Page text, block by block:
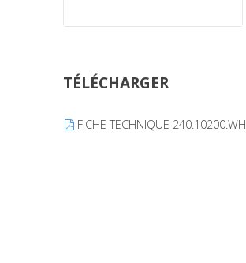
TÉLÉCHARGER
FICHE TECHNIQUE 240.10200.WH